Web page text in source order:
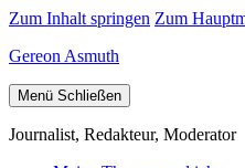
Zum Inhalt springen Zum
Gereon Asmuth
Menü Schließen
Journalist, Redakteur, Moderator